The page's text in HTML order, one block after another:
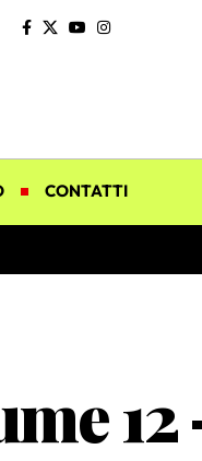
CONTATTI
12